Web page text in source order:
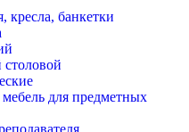
кресла, банкетки
для предметных